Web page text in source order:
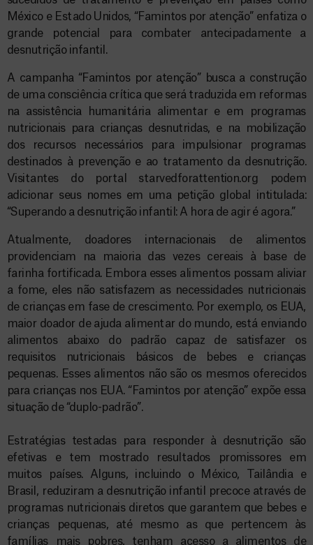
México e Estado Unidos, “Famintos por atenção” enfatiza o
grande potencial para combater antecipadamente a
desnutrição infantil.
A campanha “Famintos por atenção” busca a construção
de uma consciência crítica que será traduzida em reformas
na assistência humanitária alimentar e em programas
nutricionais para crianças desnutridas, e na mobilização
dos recursos necessários para impulsionar programas
destinados à prevenção e ao tratamento da desnutrição.
Visitantes do portal starvedforattention.org podem
adicionar seus nomes em uma petição global intitulada:
“Superando a desnutrição infantil: A hora de agir é agora.”
Atualmente, doadores internacionais de alimentos
providenciam na maioria das vezes cereais à base de
farinha fortificada. Embora esses alimentos possam aliviar
a fome, eles não satisfazem as necessidades nutricionais
de crianças em fase de crescimento. Por exemplo, os EUA,
maior doador de ajuda alimentar do mundo, está enviando
alimentos abaixo do padrão capaz de satisfazer os
requisitos nutricionais básicos de bebes e crianças
pequenas. Esses alimentos não são os mesmos oferecidos
para crianças nos EUA. “Famintos por atenção” expõe essa
situação de “duplo-padrão”.
Estratégias testadas para responder à desnutrição são
efetivas e tem mostrado resultados promissores em
muitos países. Alguns, incluindo o México, Tailândia e
Brasil, reduziram a desnutrição infantil precoce através de
programas nutricionais diretos que garantem que bebes e
crianças pequenas, até mesmo as que pertencem às
famílias mais pobres, tenham acesso a alimentos de